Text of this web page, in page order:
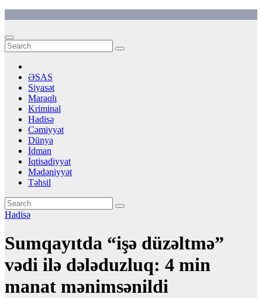
content
ƏSAS
Siyasət
Maraqlı
Kriminal
Hadisə
Cəmiyyət
Dünya
İdman
İqtisadiyyat
Mədəniyyət
Təhsil
Hadisə
Sumqayıtda “işə düzəltmə”
vədi ilə dələduzluq: 4 min
manat mənimsənildi